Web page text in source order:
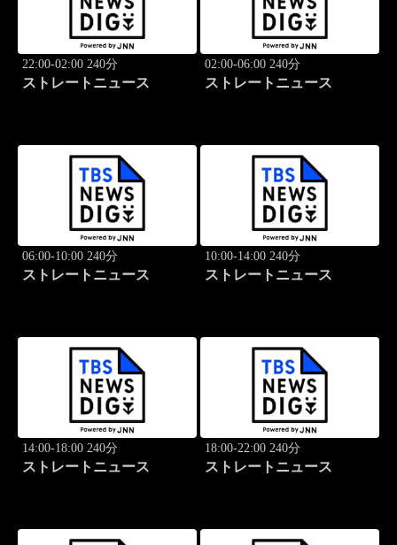
22:00-02:00 240分
ストレートニュース
02:00-06:00 240分
ストレートニュース
06:00-10:00 240分
ストレートニュース
10:00-14:00 240分
ストレートニュース
14:00-18:00 240分
ストレートニュース
18:00-22:00 240分
ストレートニュース